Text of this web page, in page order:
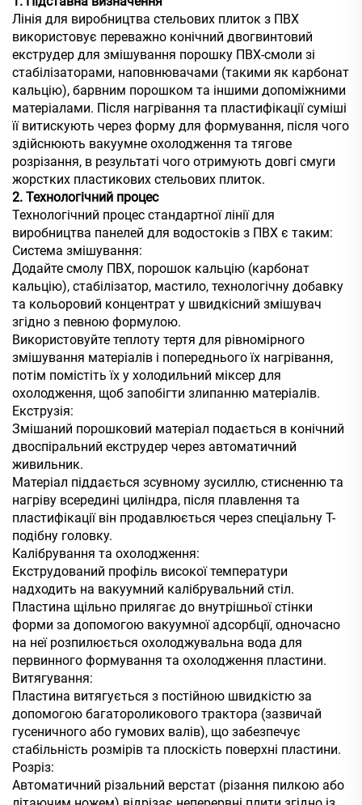
Лінія для виробництва стельових плиток з ПВХ
використовує переважно конічний двогвинтовий
екструдер для змішування порошку ПВХ-смоли зі
стабілізаторами, наповнювачами (такими як карбонат
кальцію), барвним порошком та іншими допоміжними
матеріалами. Після нагрівання та пластифікації суміші
її витискують через форму для формування, після чого
здійснюють вакуумне охолодження та тягове
розрізання, в результаті чого отримують довгі смуги
жорстких пластикових стельових плиток.
2. Технологічний процес
Технологічний процес стандартної лінії для
виробництва панелей для водостоків з ПВХ є таким:
Система змішування:
Додайте смолу ПВХ, порошок кальцію (карбонат
кальцію), стабілізатор, мастило, технологічну добавку
та кольоровий концентрат у швидкісний змішувач
згідно з певною формулою.
Використовуйте теплоту тертя для рівномірного
змішування матеріалів і попереднього їх нагрівання,
потім помістіть їх у холодильний міксер для
охолодження, щоб запобігти злипанню матеріалів.
Екструзія:
Змішаний порошковий матеріал подається в конічний
двоспіральний екструдер через автоматичний
живильник.
Матеріал піддається зсувному зусиллю, стисненню та
нагріву всередині циліндра, після плавлення та
пластифікації він продавлюється через спеціальну Т-
подібну головку.
Калібрування та охолодження:
Екструдований профіль високої температури
надходить на вакуумний калібрувальний стіл.
Пластина щільно прилягає до внутрішньої стінки
форми за допомогою вакуумної адсорбції, одночасно
на неї розпилюється охолоджувальна вода для
первинного формування та охолодження пластини.
Витягування:
Пластина витягується з постійною швидкістю за
допомогою багатороликового трактора (зазвичай
гусеничного або гумових валів), що забезпечує
стабільність розмірів та плоскість поверхні пластини.
Розріз:
Автоматичний різальний верстат (різання пилкою або